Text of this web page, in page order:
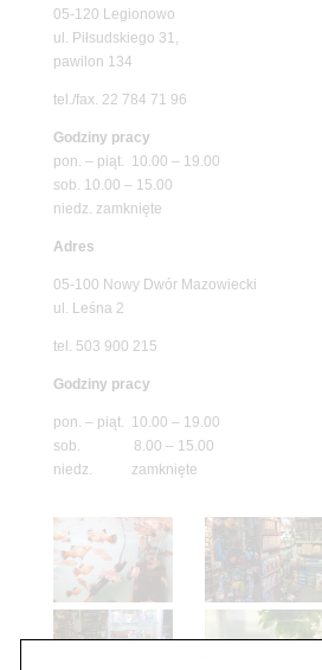
05-120 Legionowo
ul. Piłsudskiego 31,
pawilon 134
tel./fax. 22 784 71 96
Godziny pracy
pon. – piąt. 10.00 – 19.00
sob. 10.00 – 15.00
niedz. zamknięte
Adres
05-100 Nowy Dwór Mazowiecki
ul. Leśna 2
tel. 503 900 215
Godziny pracy
pon. – piąt. 10.00 – 19.00
sob. 8.00 – 15.00
niedz. zamknięte